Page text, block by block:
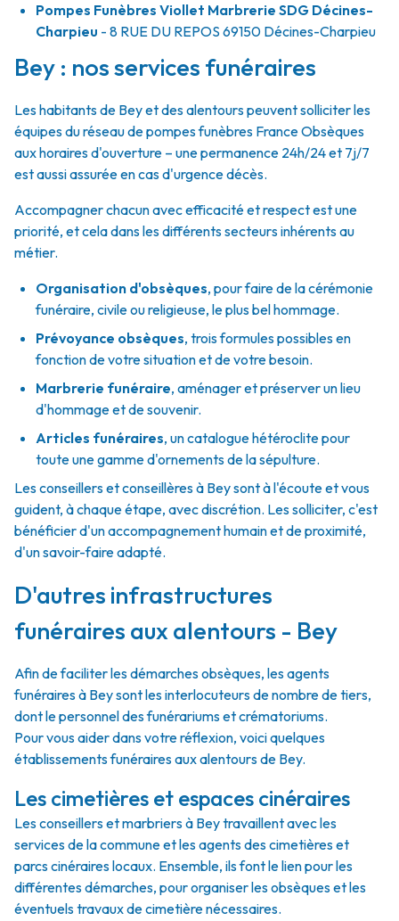
Pompes Funèbres Viollet Marbrerie SDG Décines-
Charpieu - 8 RUE DU REPOS 69150 Décines-Charpieu
Bey : nos services funéraires
Les habitants de Bey et des alentours peuvent solliciter les
équipes du réseau de pompes funèbres France Obsèques
aux horaires d'ouverture – une permanence 24h/24 et 7j/7
est aussi assurée en cas d'urgence décès.
Accompagner chacun avec efficacité et respect est une
priorité, et cela dans les différents secteurs inhérents au
métier.
Organisation d'obsèques, pour faire de la cérémonie
funéraire, civile ou religieuse, le plus bel hommage.
Prévoyance obsèques, trois formules possibles en
fonction de votre situation et de votre besoin.
Marbrerie funéraire, aménager et préserver un lieu
d'hommage et de souvenir.
Articles funéraires, un catalogue hétéroclite pour
toute une gamme d'ornements de la sépulture.
Les conseillers et conseillères à Bey sont à l'écoute et vous
guident, à chaque étape, avec discrétion. Les solliciter, c'est
bénéficier d'un accompagnement humain et de proximité,
d'un savoir-faire adapté.
D'autres infrastructures
funéraires aux alentours - Bey
Afin de faciliter les démarches obsèques, les agents
funéraires à Bey sont les interlocuteurs de nombre de tiers,
dont le personnel des funérariums et crématoriums.
Pour vous aider dans votre réflexion, voici quelques
établissements funéraires aux alentours de Bey.
Les cimetières et espaces cinéraires
Les conseillers et marbriers à Bey travaillent avec les
services de la commune et les agents des cimetières et
parcs cinéraires locaux. Ensemble, ils font le lien pour les
différentes démarches, pour organiser les obsèques et les
éventuels travaux de cimetière nécessaires.